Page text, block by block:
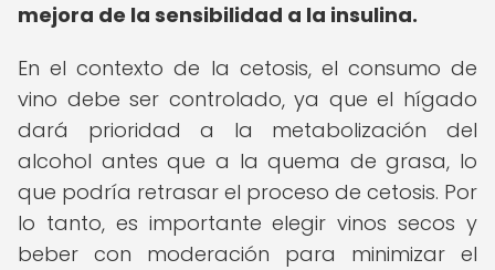
mejora de la sensibilidad a la insulina.
En el contexto de la cetosis, el consumo de
vino debe ser controlado, ya que el hígado
dará prioridad a la metabolización del
alcohol antes que a la quema de grasa, lo
que podría retrasar el proceso de cetosis. Por
lo tanto, es importante elegir vinos secos y
beber con moderación para minimizar el